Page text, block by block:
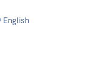
English